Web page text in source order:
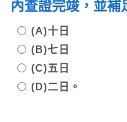
內查證完竣，並補
(A)十日
(B)七日
(C)五日
(D)二日。